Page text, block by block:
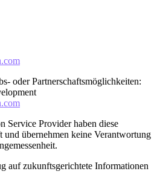
oder Partnerschaftsmöglichkeiten:
Service Provider haben diese
und übernehmen keine Verantwortung
auf zukunftsgerichtete Informationen